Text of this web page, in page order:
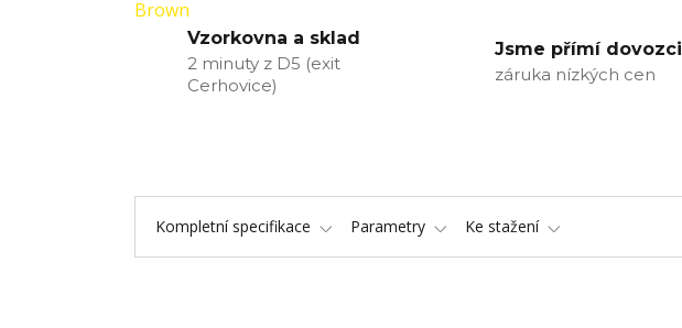
Vzorkovna a sklad
2 minuty z D5 (exit
Cerhovice)
Jsme přímí dovozci
záruka nízkých cen
Kompletní specifikace Parametry Ke stažení